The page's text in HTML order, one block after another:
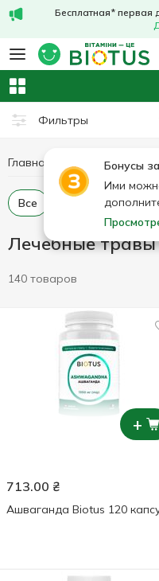
Бесплатная* первая
Фильтры
Бонусы
Ими
Главная
Все Альфальфа
Лечебные травы
140 товаров
+
713.00 ₴
Ашваганда Biotus 120